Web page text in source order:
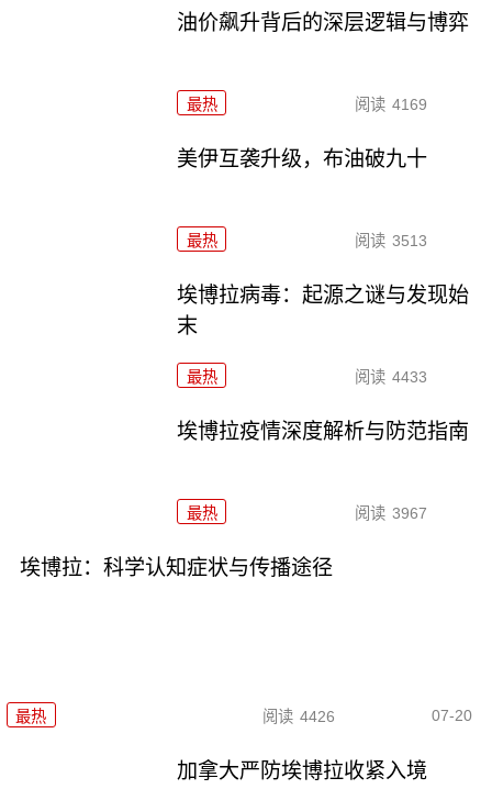
油价飙升背后的深层逻辑与博弈
最热 阅读 4169
美伊互袭升级，布油破九十
最热 阅读 3513
埃博拉病毒：起源之谜与发现始
末
最热 阅读 4433
埃博拉疫情深度解析与防范指南
最热 阅读 3967
埃博拉：科学认知症状与传播途径
最热 阅读 4426 07-20
加拿大严防埃博拉收紧入境